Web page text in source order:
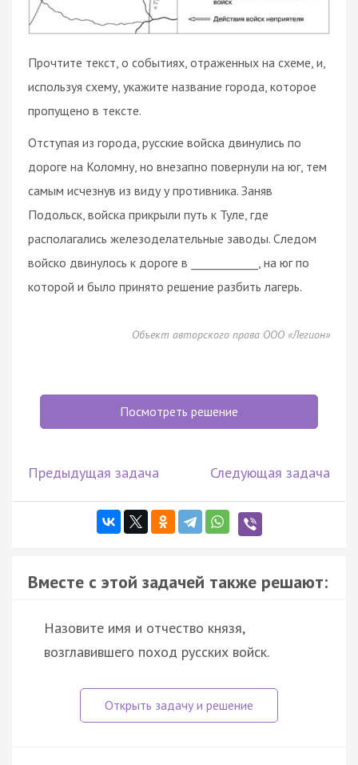
Прочтите текст, о событиях, отраженных на схеме, и,
используя схему, укажите название города, которое
пропущено в тексте.
Отступая из города, русские войска двинулись по
дороге на Коломну, но внезапно повернули на юг, тем
самым исчезнув из виду у противника. Заняв
Подольск, войска прикрыли путь к Туле, где
располагались железоделательные заводы. Следом
войско двинулось к дороге в ____________, на юг по
которой и было принято решение разбить лагерь.
Объект авторского права ООО «Легион»
Посмотреть решение
Предыдущая задача Следующая задача
Вместе с этой задачей также решают:
Назовите имя и отчество князя,
возглавившего поход русских войск.